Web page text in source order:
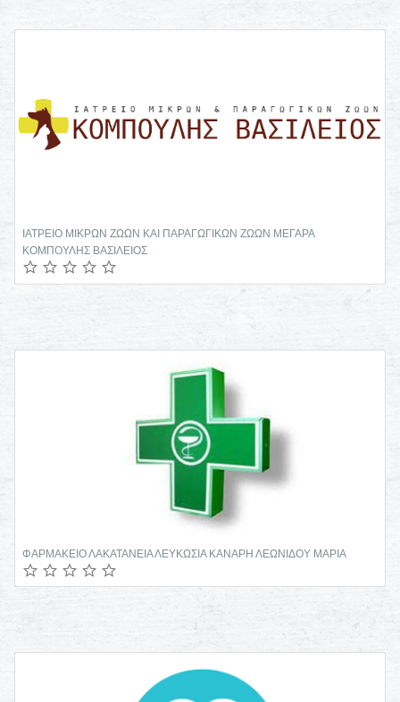
ΙΑΤΡΕΙΟ ΜΙΚΡΩΝ ΖΩΩΝ ΚΑΙ ΠΑΡΑΓΩΓΙΚΩΝ ΖΩΩΝ ΜΕΓΑΡΑ
ΚΟΜΠΟΥΛΗΣ ΒΑΣΙΛΕΙΟΣ
ΦΑΡΜΑΚΕΙΟ ΛΑΚΑΤΑΝΕΙΑ ΛΕΥΚΩΣΙΑ ΚΑΝΑΡΗ ΛΕΩΝΙΔΟΥ ΜΑΡΙΑ